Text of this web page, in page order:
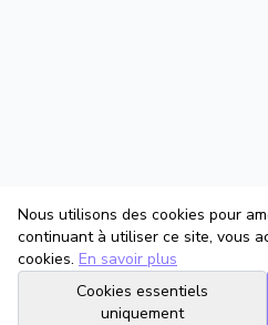
Nous utilisons des cookies pour
continuant à utiliser ce site, vous
cookies. En savoir plus
Cookies essentiels
uniquement